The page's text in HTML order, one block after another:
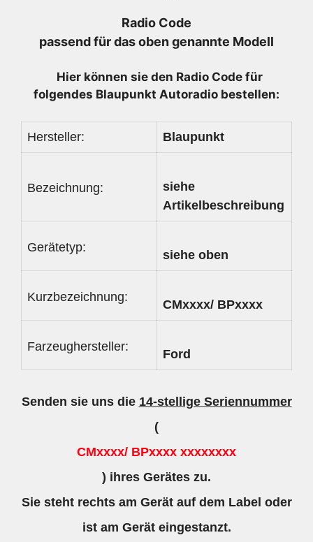
Radio Code
passend für das oben genannte Modell
Hier können sie den Radio Code für
folgendes Blaupunkt Autoradio bestellen:
Hersteller: Blaupunkt
Bezeichnung:
siehe
Artikelbeschreibung
Gerätetyp:
siehe oben
Kurzbezeichnung:
CMxxxx/ BPxxxx
Farzeughersteller:
Ford
Senden sie uns die 14-stellige Seriennummer
(
CMxxxx/ BPxxxx xxxxxxxx
) ihres Gerätes zu.
Sie steht rechts am Gerät auf dem Label oder
ist am Gerät eingestanzt.